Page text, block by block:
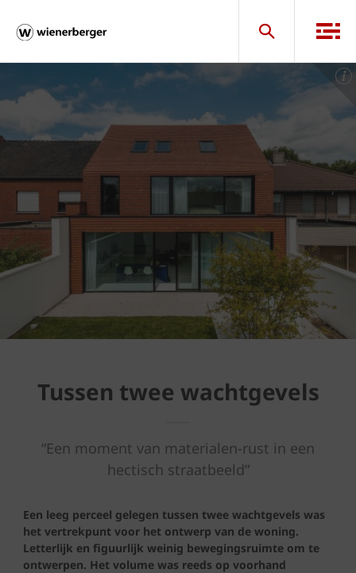
Tussen twee wachtgevels
“Een moment van materialen-rust in een
hectisch straatbeeld”
Een leeg perceel gelegen tussen twee wachtgevels was
het vertrekpunt voor het ontwerp van de woning.
Letterlijk en figuurlijk weinig bewegingsruimte om te
ontwerpen. Het volume was reeds op voorhand